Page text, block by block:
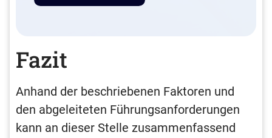
Fazit
Anhand der beschriebenen Faktoren und
den abgeleiteten Führungsanforderungen
kann an dieser Stelle zusammenfassend